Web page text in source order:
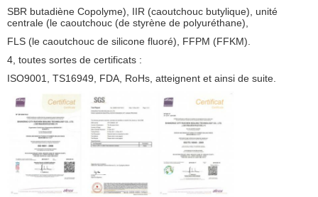
SBR butadiène Copolyme), IIR (caoutchouc butylique), unité
centrale (le caoutchouc (de styrène de polyuréthane),
FLS (le caoutchouc de silicone fluoré), FFPM (FFKM).
4, toutes sortes de certificats :
ISO9001, TS16949, FDA, RoHs, atteignent et ainsi de suite.